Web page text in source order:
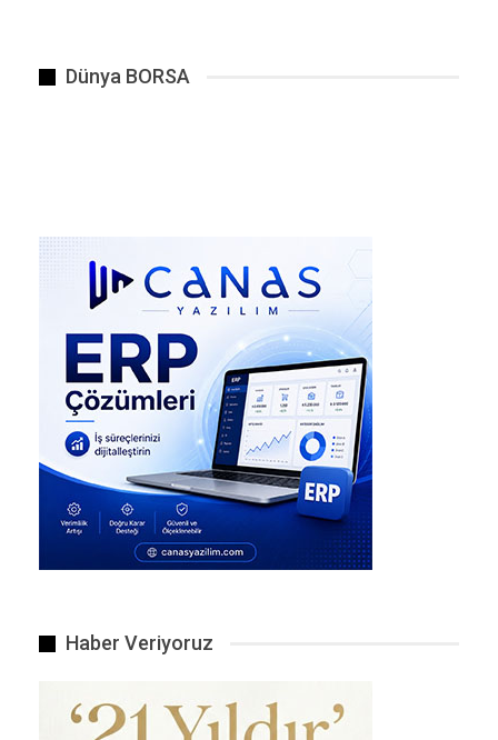
Demiryolları Birliği (UIC) tarafından ortaklaşa
düzenlenen ve Salı ile Cuma günleri arasında
konuşmasında, “Çin, son 20 yıldan kısa bir
sürede dünyanın en büyük ve en gelişmiş
yüksek hızlı demiryolu ağını kurarak ulaşımı,
ekonomiyi ve bölgesel kalkınmayı yeniden
şekillendirdi” dedi.
Çin’in bu başarısı daha da dikkat çekici çünkü
ülkenin bu yüzyılın başında hiç yüksek hızlı
demiryolu yoktu. O zamanlar yolcular yavaş ve
genellikle aşırı kalabalık trenlere bel bağlıyor,
ülke çapındaki seyahatler zaman alıcı ve yorucu
oluyordu.
Bugün Çin, yaklaşık 48.000 kilometrelik yüksek
katından fazla. Sistem, nüfusu 500.000 veya
bağlıyor.
Dünya BORSA
Haber Veriyoruz